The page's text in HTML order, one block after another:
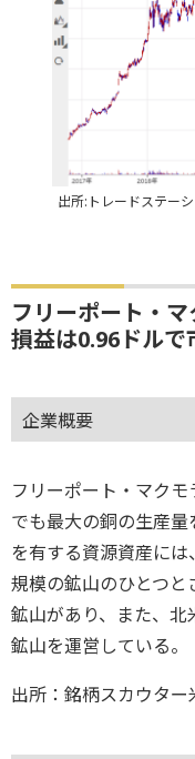
出所:トレードステー
フリーポート・
損益は0.96ドルで
企業概要
フリーポート・マク
でも最大の銅の生産
を有する資源資産に
規模の鉱山のひとつ
鉱山があり、また、
鉱山を運営している。
出所：銘柄スカウタ